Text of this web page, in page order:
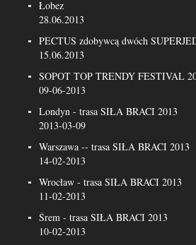
Łobez
28.06.2013
PECTUS zdobywcą dwóch
15.06.2013
SOPOT TOP TRENDY FESTIVAL
09-06-2013
Londyn - trasa SIŁA BRACI 2013
2013-03-09
Warszawa -- trasa SIŁA BRACI 2013
14-02-2013
Wrocław - trasa SIŁA BRACI 2013
11-02-2013
Śrem - trasa SIŁA BRACI 2013
10-02-2013